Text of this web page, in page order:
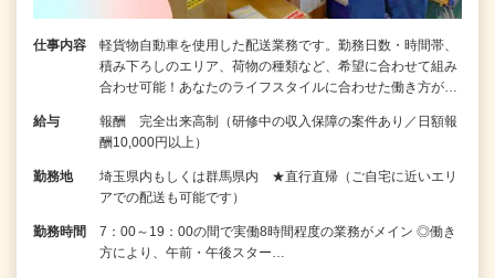
仕事内容
軽貨物自動車を使用した配送業務です。勤務日数・時間帯、
積み下ろしのエリア、荷物の種類など、希望に合わせて組み
合わせ可能！あなたのライフスタイルに合わせた働き方が…
給与
報酬 完全出来高制（研修中の収入保障の案件あり／日額報
酬10,000円以上）
勤務地
埼玉県内もしくは群馬県内 ★直行直帰（ご自宅に近いエリ
アでの配送も可能です）
勤務時間
7：00～19：00の間で実働8時間程度の業務がメイン ◎働き
方により、午前・午後スター…